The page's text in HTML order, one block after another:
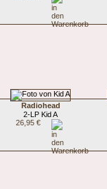
Radiohead
2-LP Kid A
26,95 €